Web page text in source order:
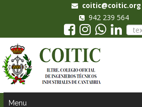
coitic@coitic.org
942 239 564
Menu